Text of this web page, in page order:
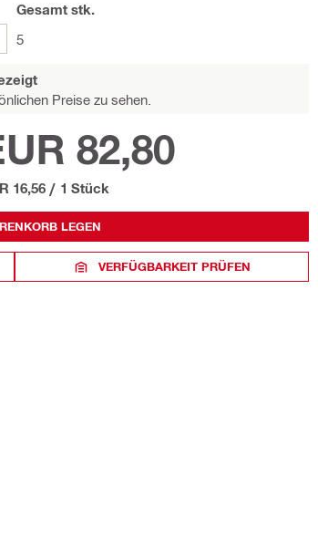
Gesamt stk.
5
Preise zu sehen.
82,80
16,56 / 1 Stück
LEGEN
VERFÜGBARKEIT PRÜFEN